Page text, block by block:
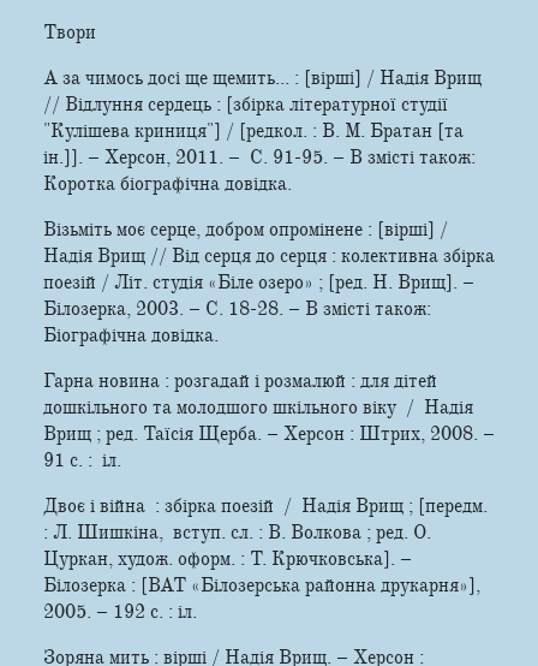
Твори
А за чимось досі ще щемить... : [вірші] / Надія Врищ
// Відлуння сердець : [збірка літературної студії
"Кулішева криниця"] / [редкол. : В. М. Братан [та
ін.]]. – Херсон, 2011. – С. 91-95. – В змісті також:
Коротка біографічна довідка.
Візьміть моє серце, добром опромінене : [вірші] /
Надія Врищ // Від серця до серця : колективна збірка
поезій / Літ. студія «Біле озеро» ; [ред. Н. Врищ]. –
Білозерка, 2003. – С. 18-28. – В змісті також:
Біографічна довідка.
Гарна новина : розгадай і розмалюй : для дітей
дошкільного та молодшого шкільного віку / Надія
Врищ ; ред. Таїсія Щерба. – Херсон : Штрих, 2008. –
91 с. : іл.
Двоє і війна : збірка поезій / Надія Врищ ; [передм.
: Л. Шишкіна, вступ. сл. : В. Волкова ; ред. О.
Цуркан, худож. оформ. : Т. Крючковська]. –
Білозерка : [ВАТ «Білозерська районна друкарня»],
2005. – 192 с. : іл.
Зоряна мить : вiршi / Надія Врищ. – Херсон :